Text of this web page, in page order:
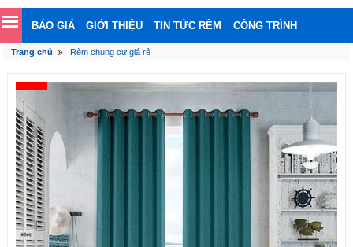
BÁO GIÁ GIỚI THIỆU TIN TỨC RÈM CÔNG TRÌNH
Trang chủ Rèm chung cư giá rẻ